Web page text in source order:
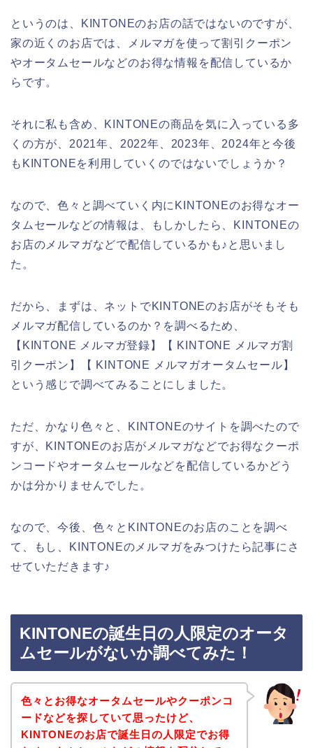
というのは、KINTONEのお店の話ではないのですが、
家の近くのお店では、メルマガを使って割引クーポン
やオータムセールなどのお得な情報を配信しているか
らです。
それに私も含め、KINTONEの商品を気に入っている多
くの方が、2021年、2022年、2023年、2024年と今後
もKINTONEを利用していくのではないでしょうか？
なので、色々と調べていく内にKINTONEのお得なオー
タムセールなどの情報は、もしかしたら、KINTONEの
お店のメルマガなどで配信しているかも♪と思いまし
た。
だから、まずは、ネットでKINTONEのお店がそもそも
メルマガ配信しているのか？を調べるため、
【KINTONE メルマガ登録】【 KINTONE メルマガ割
引クーポン】【 KINTONE メルマガオータムセール】
という感じで調べてみることにしました。
ただ、かなり色々と、KINTONEのサイトを調べたので
すが、KINTONEのお店がメルマガなどでお得なクーポ
ンコードやオータムセールなどを配信しているかどう
かは分かりませんでした。
なので、今後、色々とKINTONEのお店のことを調べ
て、もし、KINTONEのメルマガをみつけたら記事にさ
せていただきます♪
KINTONEの誕生日の人限定のオータ
ムセールがないか調べてみた！
色々とお得なオータムセールやクーポンコ
ードなどを探していて思ったけど、
KINTONEのお店で誕生日の人限定でお得